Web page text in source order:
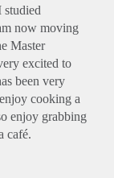
studied
now moving
Master
excited to
been very
cooking a
enjoy grabbing
café.